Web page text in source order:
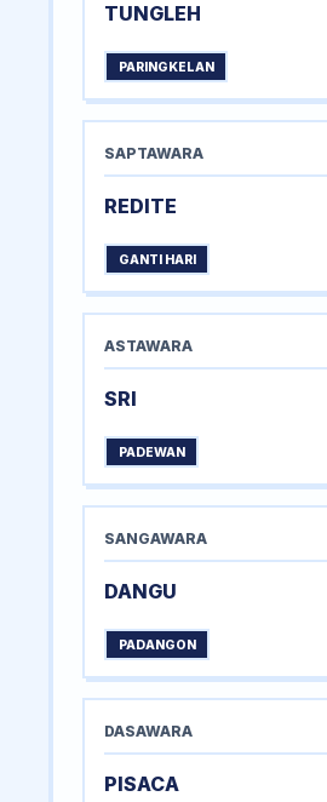
TUNGLEH
PARINGKELAN
SAPTAWARA
REDITE
GANTI HARI
ASTAWARA
SRI
PADEWAN
SANGAWARA
DANGU
PADANGON
DASAWARA
PISACA